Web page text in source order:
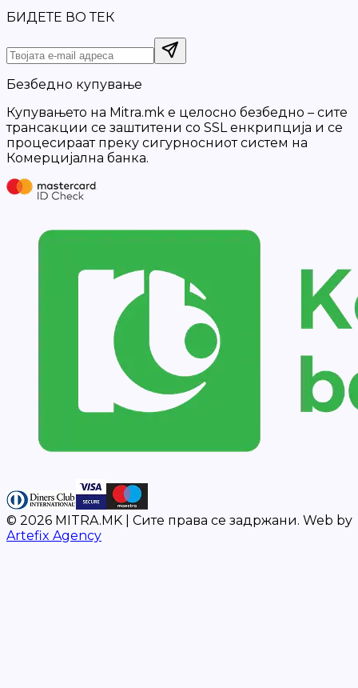
БИДЕТЕ ВО ТЕК
Безбедно купување
Купувањето на Mitra.mk е целосно безбедно – сите
трансакции се заштитени со SSL енкрипција и се
процесираат преку сигурносниот систем на
Комерцијална банка.
© 2026 MITRA.MK | Сите права се задржани. Web by
Artefix Agency